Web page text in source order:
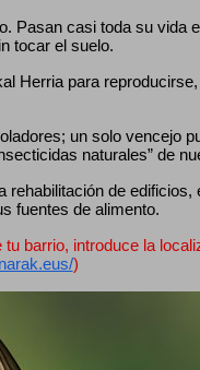
Pasan casi toda su vida
tocar el suelo.
Herria para
un solo vencejo
naturales” de
de
fuentes de alimento.
barrio, introduce la
)